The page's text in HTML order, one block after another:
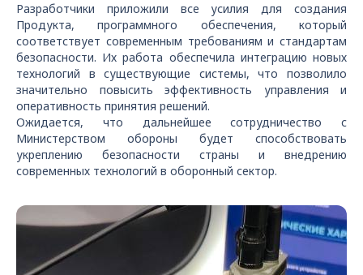
Разработчики приложили все усилия для создания
Продукта, программного обеспечения, который
соответствует современным требованиям и стандартам
безопасности. Их работа обеспечила интеграцию новых
технологий в существующие системы, что позволило
значительно повысить эффективность управления и
оперативность принятия решений.
Ожидается, что дальнейшее сотрудничество с
Министерством обороны будет способствовать
укреплению безопасности страны и внедрению
современных технологий в оборонный сектор.